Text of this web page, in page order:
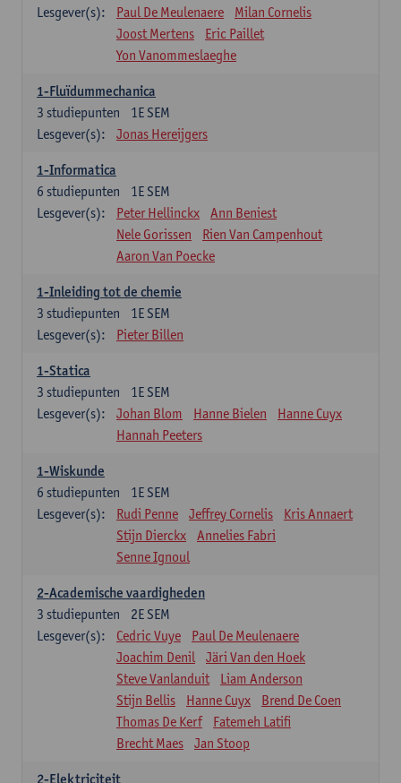
Lesgever(s):
Paul De Meulenaere
Milan Cornelis
Joost Mertens
Eric Paillet
Yon Vanommeslaeghe
1-Fluïdummechanica
1E SEM
3 studiepunten
Lesgever(s):
Jonas Hereijgers
1-Informatica
1E SEM
6 studiepunten
Lesgever(s):
Peter Hellinckx
Ann Beniest
Nele Gorissen
Rien Van Campenhout
Aaron Van Poecke
1-Inleiding tot de chemie
1E SEM
3 studiepunten
Lesgever(s):
Pieter Billen
1-Statica
1E SEM
3 studiepunten
Lesgever(s):
Johan Blom Hanne Bielen
Hanne Cuyx
Hannah Peeters
1-Wiskunde
1E SEM
6 studiepunten
Lesgever(s):
Rudi Penne Jeffrey Cornelis
Kris Annaert
Stijn Dierckx
Annelies Fabri
Senne Ignoul
2-Academische vaardigheden
2E SEM
3 studiepunten
Lesgever(s):
Cedric Vuye
Paul De Meulenaere
Joachim Denil
Järi Van den Hoek
Steve Vanlanduit
Liam Anderson
Stijn Bellis
Hanne Cuyx
Brend De Coen
Thomas De Kerf
Fatemeh Latifi
Brecht Maes
Jan Stoop
2-Elektriciteit